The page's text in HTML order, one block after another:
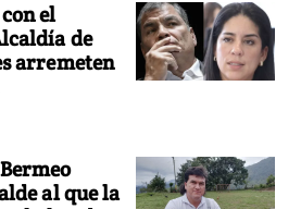
el
de
arremeten
al que la